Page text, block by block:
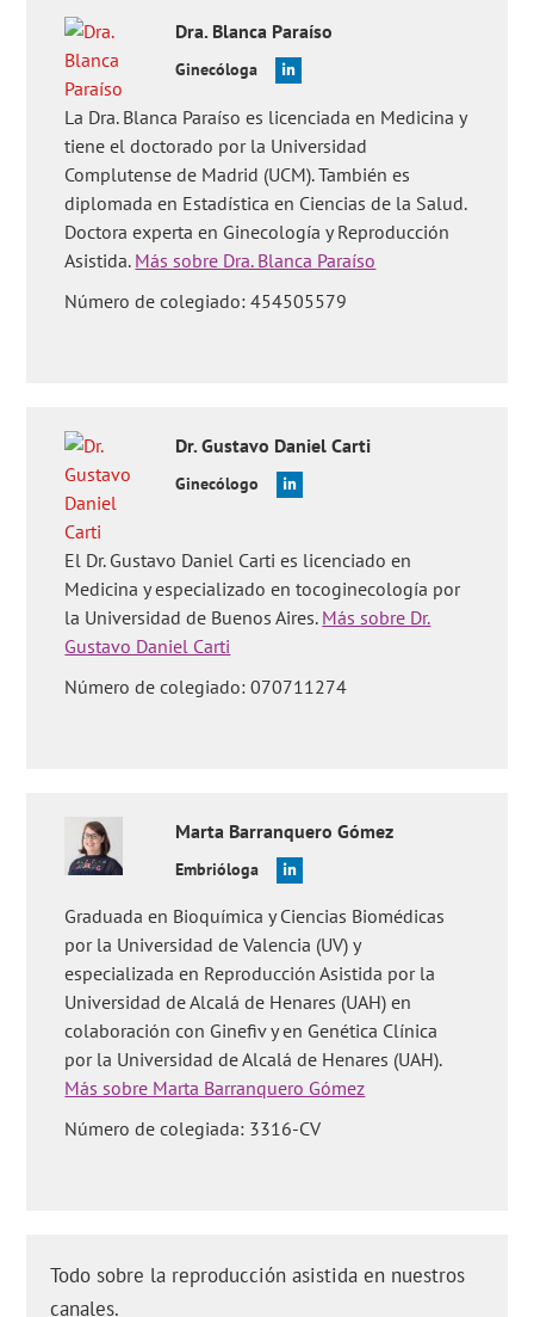
Dra. Blanca Paraíso
Ginecóloga
La Dra. Blanca Paraíso es licenciada en Medicina y
tiene el doctorado por la Universidad
Complutense de Madrid (UCM). También es
diplomada en Estadística en Ciencias de la Salud.
Doctora experta en Ginecología y Reproducción
Asistida. Más sobre Dra. Blanca Paraíso
Número de colegiado: 454505579
Dr. Gustavo DanielCarti
Ginecólogo
El Dr. Gustavo Daniel Carti es licenciado en
Medicina y especializado en tocoginecología por
la Universidad de Buenos Aires. Más sobre Dr.
Gustavo Daniel Carti
Número de colegiado: 070711274
Marta Barranquero Gómez
Embrióloga
Graduada en Bioquímica y Ciencias Biomédicas
por la Universidad de Valencia (UV) y
especializada en Reproducción Asistida por la
Universidad de Alcalá de Henares (UAH) en
colaboración con Ginefiv y en Genética Clínica
por la Universidad de Alcalá de Henares (UAH).
Más sobre Marta Barranquero Gómez
Número de colegiada: 3316-CV
Todo sobre la reproducción asistida en nuestros
canales.